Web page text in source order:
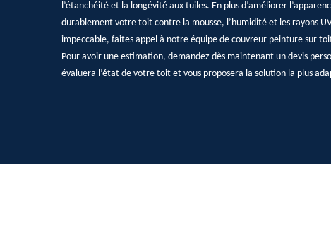
l’étanchéité et la longévité aux tuiles. En plus d’améliorer
durablement votre toit contre la mousse, l’humidité et les rayons
impeccable, faites appel à notre équipe de couvreur peinture sur
Pour avoir une estimation, demandez dès maintenant un devis
évaluera l’état de votre toit et vous proposera la solution la plus